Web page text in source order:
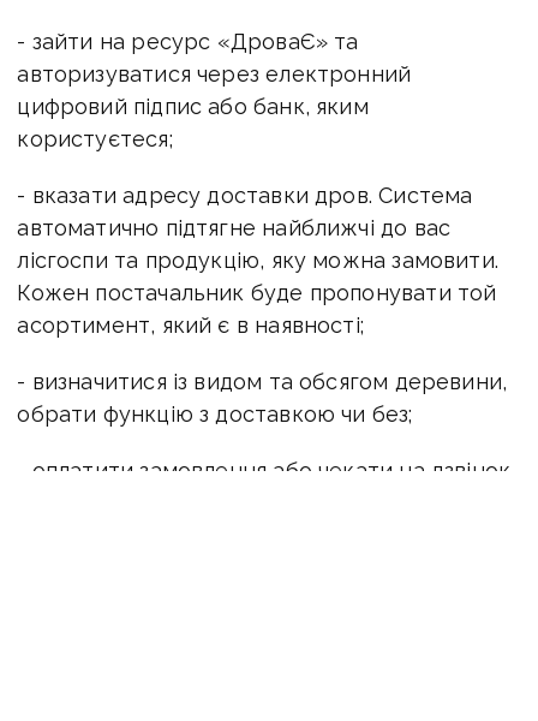
- зайти на ресурс «ДроваЄ» та
авторизуватися через електронний
цифровий підпис або банк, яким
користуєтеся;
- вказати адресу доставки дров. Система
автоматично підтягне найближчі до вас
лісгоспи та продукцію, яку можна замовити.
Кожен постачальник буде пропонувати той
асортимент, який є в наявності;
- визначитися із видом та обсягом деревини,
обрати функцію з доставкою чи без;
- оплатити замовлення або чекати на дзвінок